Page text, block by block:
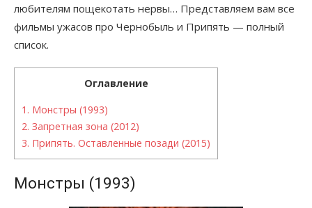
любителям пощекотать нервы… Представляем вам все
фильмы ужасов про Чернобыль и Припять — полный
список.
Оглавление
1. Монстры (1993)
2. Запретная зона (2012)
3. Припять. Оставленные позади (2015)
Монстры (1993)